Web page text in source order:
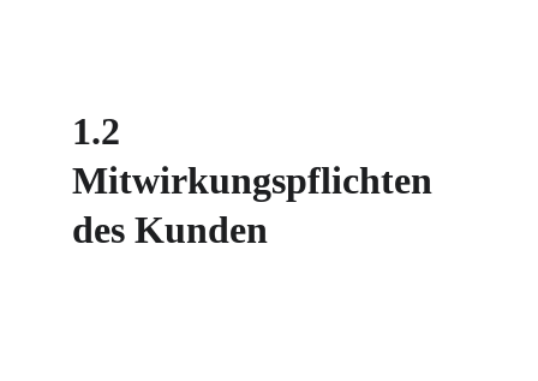
1.2
Mitwirkungspflichten
des Kunden